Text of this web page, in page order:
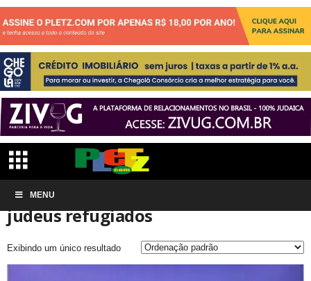
MENU
Início Produtos marcados com a tag “judeus refugiados”
judeus refugiados
Exibindo um único resultado